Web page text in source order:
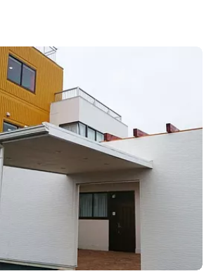
帰り入浴もお気軽にお立ち寄り下さい。 熱
オープン！ぜひご利用ください。